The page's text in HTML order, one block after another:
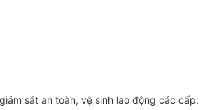
sát an toàn, vệ sinh lao động các cấp;